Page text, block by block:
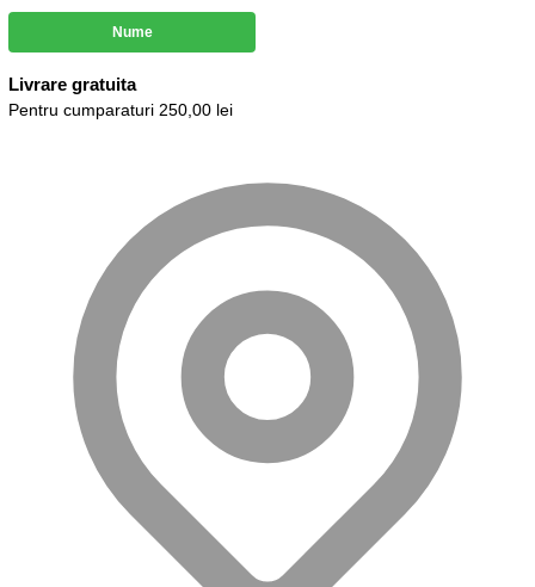
Nume
Livrare gratuita
Pentru cumparaturi 250,00 lei